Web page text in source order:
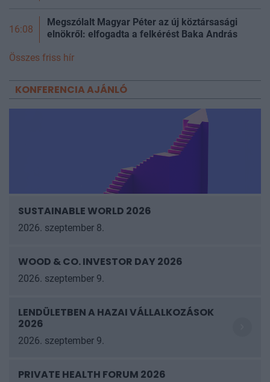
16:08
Megszólalt Magyar Péter az új köztársasági
elnökről: elfogadta a felkérést Baka András
Összes friss hír
KONFERENCIA AJÁNLÓ
SUSTAINABLE WORLD 2026
2026. szeptember 8.
WOOD & CO. INVESTOR DAY 2026
2026. szeptember 9.
LENDÜLETBEN A HAZAI VÁLLALKOZÁSOK
2026
2026. szeptember 9.
PRIVATE HEALTH FORUM 2026